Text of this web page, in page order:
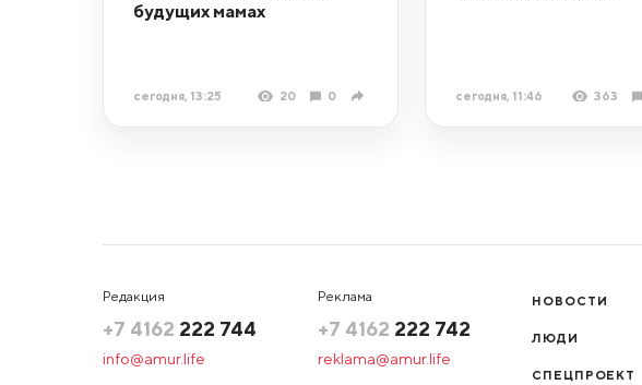
будущих мамах
сегодня, 13:25 20 0 сегодня, 11:46 363
Редакция
+7 4162 222 744
info@amur.life
Реклама
+7 4162 222 742
reklama@amur.life
НОВОСТИ
ЛЮДИ
СПЕЦПРОЕКТ